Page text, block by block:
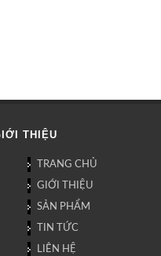
THIỆU
TRANG CHỦ
GIỚI THIỆU
SẢN PHẨM
TIN TỨC
LIÊN HỆ